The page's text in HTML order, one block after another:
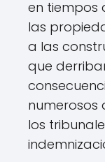
en tiempos
las
a las
que
los